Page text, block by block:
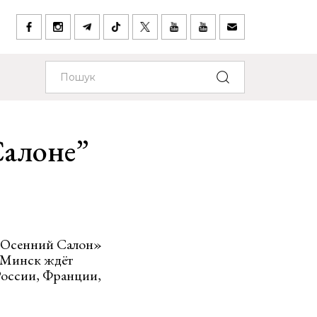
Салон»
Минск ждёт
Франции,